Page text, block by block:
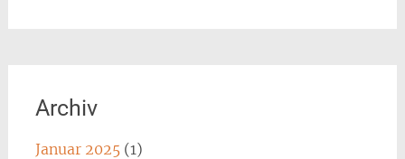
Archiv
Januar 2025(1)